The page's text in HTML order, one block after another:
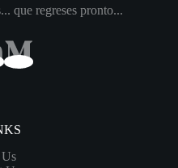
que regreses pronto...